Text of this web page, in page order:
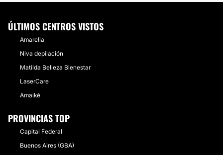
ÚLTIMOS CENTROS VISTOS
Amarella
Niva depilación
Matilda Belleza Bienestar
LaserCare
Amaiké
PROVINCIAS TOP
Capital Federal
Buenos Aires (GBA)